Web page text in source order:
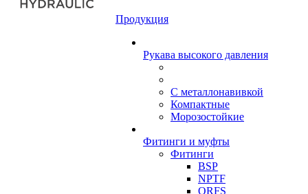
Продукция
Рукава высокого давления
С металлонавивкой
Компактные
Морозостойкие
Фитинги и муфты
Фитинги
BSP
NPTF
ORFS